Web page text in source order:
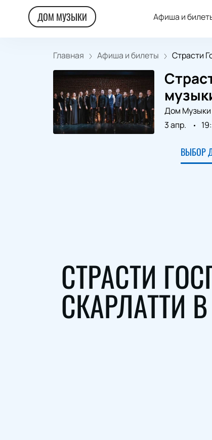
ДОМ МУЗЫКИ Афиша и
Главная Афиша и билеты Страсти
Дом Музыки
3 апр.
ВЫБОР
СТРАСТИ
СКАРЛАТТИ